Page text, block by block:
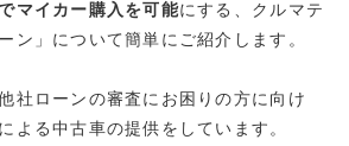
マイカー購入を可能にする、 クルマテ
ン」 について簡単にご紹介します。
社ローンの審査にお困りの方に向け
よる中古車の提供をしています。